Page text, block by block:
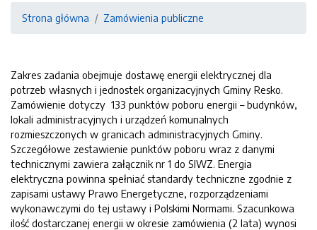
Strona główna Zamówienia publiczne
Zakres zadania obejmuje dostawę energii elektrycznej dla
potrzeb własnych i jednostek organizacyjnych Gminy Resko.
Zamówienie dotyczy 133 punktów poboru energii – budynków,
lokali administracyjnych i urządzeń komunalnych
rozmieszczonych w granicach administracyjnych Gminy.
Szczegółowe zestawienie punktów poboru wraz z danymi
technicznymi zawiera załącznik nr 1 do SIWZ. Energia
elektryczna powinna spełniać standardy techniczne zgodnie z
zapisami ustawy Prawo Energetyczne, rozporządzeniami
wykonawczymi do tej ustawy i Polskimi Normami. Szacunkowa
ilość dostarczanej energii w okresie zamówienia (2 lata) wynosi